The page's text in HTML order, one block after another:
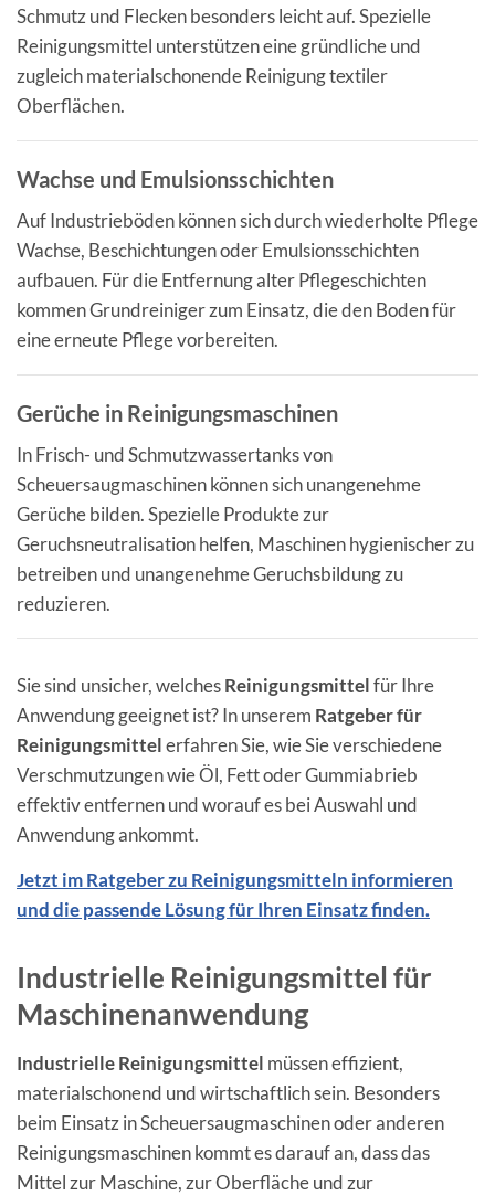
Schmutz und Flecken besonders leicht auf. Spezielle
Reinigungsmittel unterstützen eine gründliche und
zugleich materialschonende Reinigung textiler
Oberflächen.
Wachse und Emulsionsschichten
Auf Industrieböden können sich durch wiederholte Pflege
Wachse, Beschichtungen oder Emulsionsschichten
aufbauen. Für die Entfernung alter Pflegeschichten
kommen Grundreiniger zum Einsatz, die den Boden für
eine erneute Pflege vorbereiten.
Gerüche in Reinigungsmaschinen
In Frisch- und Schmutzwassertanks von
Scheuersaugmaschinen können sich unangenehme
Gerüche bilden. Spezielle Produkte zur
Geruchsneutralisation helfen, Maschinen hygienischer zu
betreiben und unangenehme Geruchsbildung zu
reduzieren.
Sie sind unsicher, welchesReinigungsmittelfür Ihre
Anwendung geeignet ist? In unserem Ratgeber für
Reinigungsmittelerfahren Sie, wie Sie verschiedene
Verschmutzungen wie Öl, Fett oder Gummiabrieb
effektiv entfernen und worauf es bei Auswahl und
Anwendung ankommt.
Jetzt im Ratgeber zu Reinigungsmitteln informieren
und die passende Lösung für Ihren Einsatz finden.
Industrielle Reinigungsmittel für
Maschinenanwendung
Industrielle Reinigungsmittel müssen effizient,
materialschonend und wirtschaftlich sein. Besonders
beim Einsatz in Scheuersaugmaschinen oder anderen
Reinigungsmaschinen kommt es darauf an, dass das
Mittel zur Maschine, zur Oberfläche und zur